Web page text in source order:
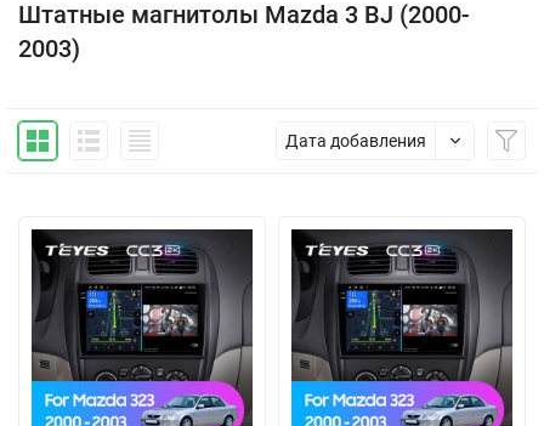
Штатные магнитолы Mazda 3 BJ (2000-
2003)
Дата добавления